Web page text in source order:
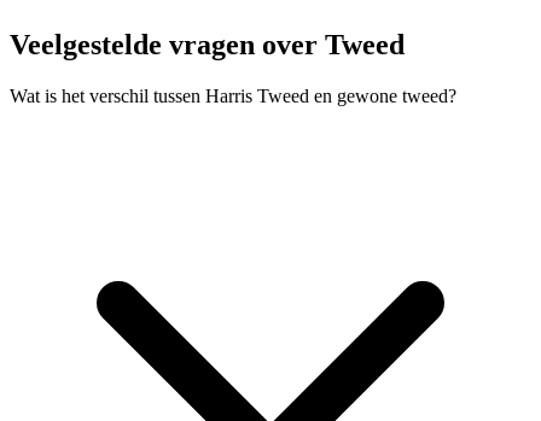
Veelgestelde vragen over Tweed
Wat is het verschil tussen Harris Tweed en gewone tweed?